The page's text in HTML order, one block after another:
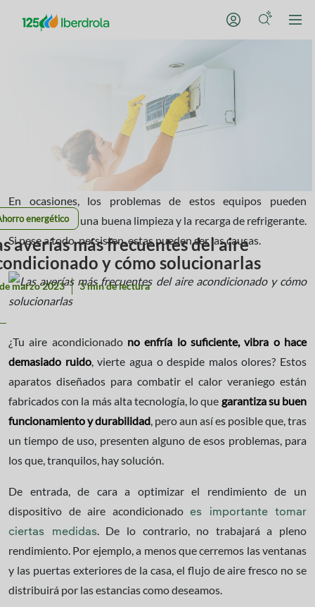
energético
averías más frecuentes del aire
y cómo solucionarlas
marzo 2023 3 min de lectura
En ocasiones, los problemas de estos equipos pueden
resolverse con una buena limpieza y la recarga de refrigerante.
Si pese a todo, persisten, estas pueden ser las causas.
¿Tu aire acondicionado no enfría lo suficiente, vibra o hace
demasiado ruido, vierte agua o despide malos olores? Estos
aparatos diseñados para combatir el calor veraniego están
fabricados con la más alta tecnología, lo que garantiza su buen
funcionamiento y durabilidad, pero aun así es posible que, tras
un tiempo de uso, presenten alguno de esos problemas, para
los que, tranquilos, hay solución.
De entrada, de cara a optimizar el rendimiento de un
dispositivo de aire acondicionado
es importante tomar
ciertas medidas. De lo contrario, no trabajará a pleno
rendimiento. Por ejemplo, a menos que cerremos las ventanas
y las puertas exteriores de la casa, el flujo de aire fresco no se
distribuirá por las estancias como deseamos.